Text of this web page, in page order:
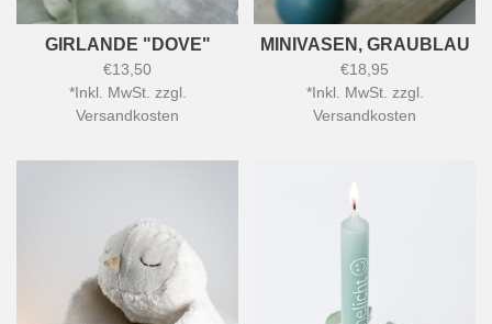
GIRLANDE "DOVE"
€13,50
*Inkl. MwSt. zzgl.
Versandkosten
MINIVASEN, GRAUBLAU
€18,95
*Inkl. MwSt. zzgl.
Versandkosten